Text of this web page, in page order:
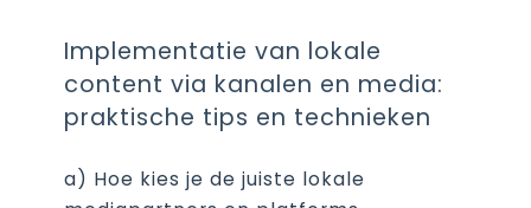
Implementatie van lokale
content via kanalen en media:
praktische tips en technieken
a) Hoe kies je de juiste lokale